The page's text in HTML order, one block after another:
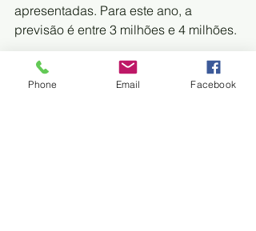
apresentadas. Para este ano, a
previsão é entre 3 milhões e 4 milhões.
Outra  novidade é o novo formato (mais
integrado) do IRPF em multiplataforma,
Phone Email Facebook